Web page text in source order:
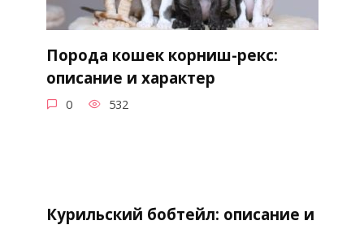
Порода кошек корниш-рекс:
описание и характер
0 532
Курильский бобтейл: описание и